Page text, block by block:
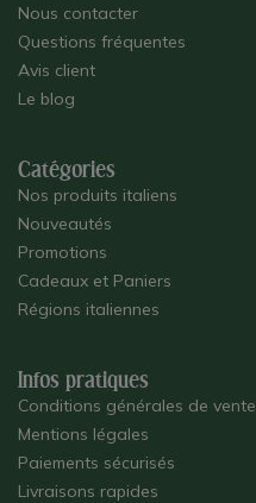
Nous contacter
Questions fréquentes
Avis client
Le blog
Catégories
Nos produits italiens
Nouveautés
Promotions
Cadeaux et Paniers
Régions italiennes
Infos pratiques
Conditions générales de vente
Mentions légales
Paiements sécurisés
Livraisons rapides